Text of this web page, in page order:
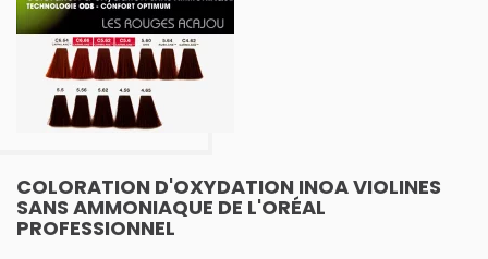
COLORATION D'OXYDATION INOA VIOLINES
SANS AMMONIAQUE DE L'ORÉAL
PROFESSIONNEL